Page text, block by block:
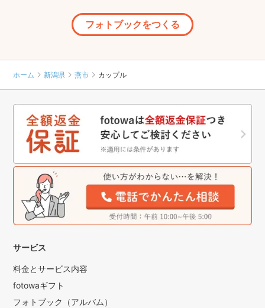
フォトブックをつくる
ホーム 新潟県 燕市 カップル
サービス
料金とサービス内容
fotowaギフト
フォトブック（アルバム）